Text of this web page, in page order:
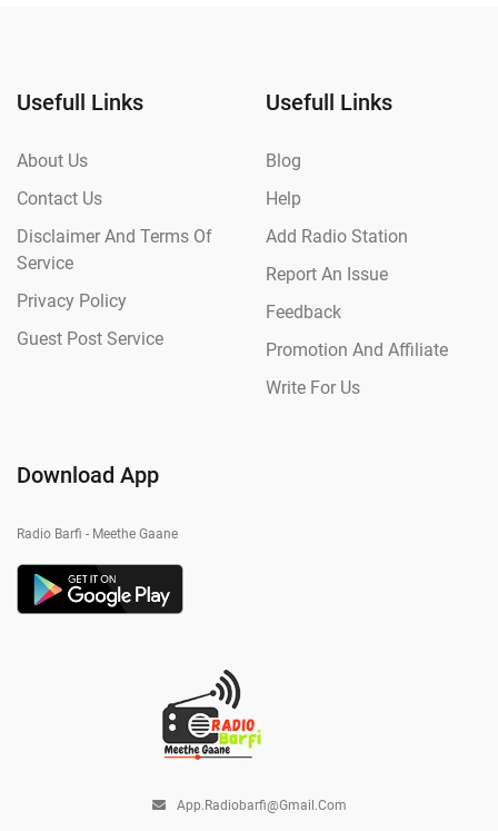
Usefull Links
About Us
Contact Us
Disclaimer And Terms Of
Service
Privacy Policy
Guest Post Service
Usefull Links
Blog
Help
Add Radio Station
Report An Issue
Feedback
Promotion And Affiliate
Write For Us
Download App
Radio Barfi - Meethe Gaane
App.radiobarfi@gmail.com